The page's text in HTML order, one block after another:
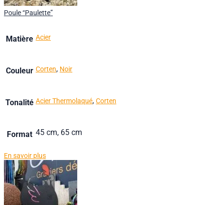
Poule “Paulette”
Matière Acier
Couleur Corten, Noir
Tonalité Acier Thermolaqué, Corten
Format 45 cm, 65 cm
En savoir plus